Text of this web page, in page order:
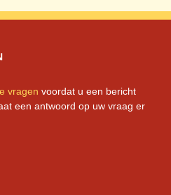
vragen voordat u een bericht
een antwoord op uw vraag er